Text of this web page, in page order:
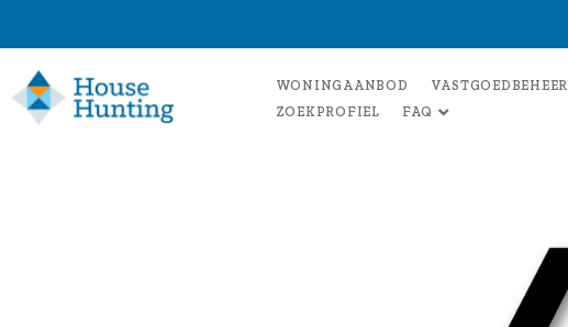
WONINGAANBOD VASTGOEDBEHEER
ZOEKPROFIEL
FAQ